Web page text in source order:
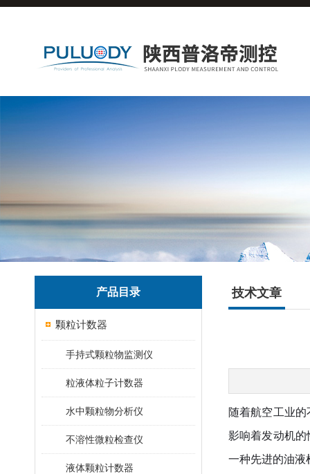
产品目录
颗粒计数器
手持式颗粒物监测仪
粒液体粒子计数器
水中颗粒物分析仪
不溶性微粒检查仪
液体颗粒计数器
技术文章
随着航空工业
影响着发动机
一种先进的油液